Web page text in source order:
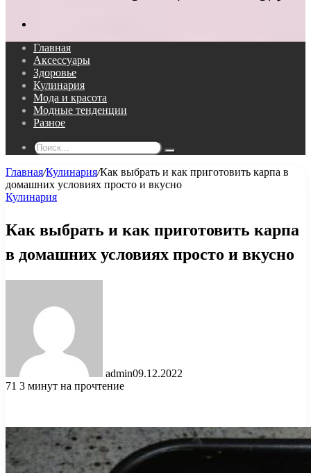
Главная
Аксессуары
Здоровье
Кулинария
Мода и красота
Модные тенденции
Разное
Поиск...
Главная/Кулинария/Как выбрать и как приготовить карпа в
домашних условиях просто и вкусно
Кулинария
Как выбрать и как приготовить карпа
в домашних условиях просто и вкусно
admin09.12.2022
71 3 минут на прочтение